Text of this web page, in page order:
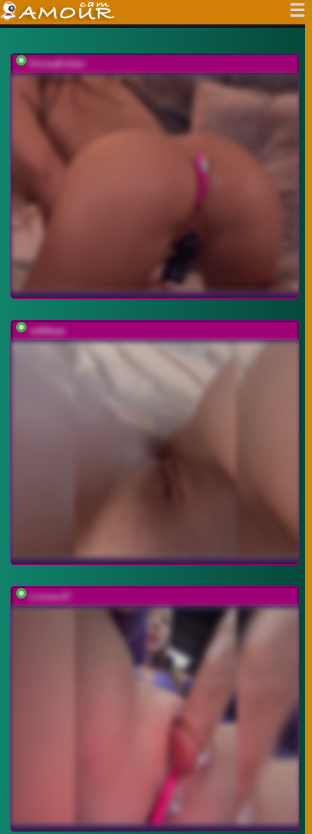
EmmaEmber
vattttaaa
Linnea-67